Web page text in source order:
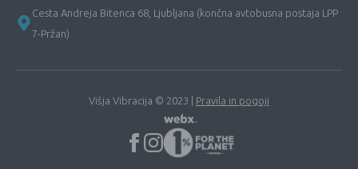
Cesta Andreja Bitenca 68, Ljubljana (končna avtobusna postaja LPP
7-Pržan)
Višja Vibracija © 2023 | Pravila in pogoji